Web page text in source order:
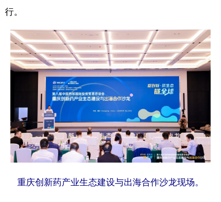
行。
重庆创新药产业生态建设与出海合作沙龙现场。